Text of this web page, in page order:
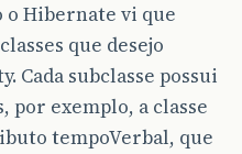
o Hibernate vi que
que desejo
. Cada subclasse possui
por exemplo, a classe
tempoVerbal, que